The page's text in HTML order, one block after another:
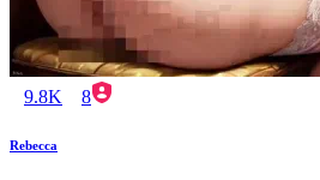
9.8K 8
Rebecca